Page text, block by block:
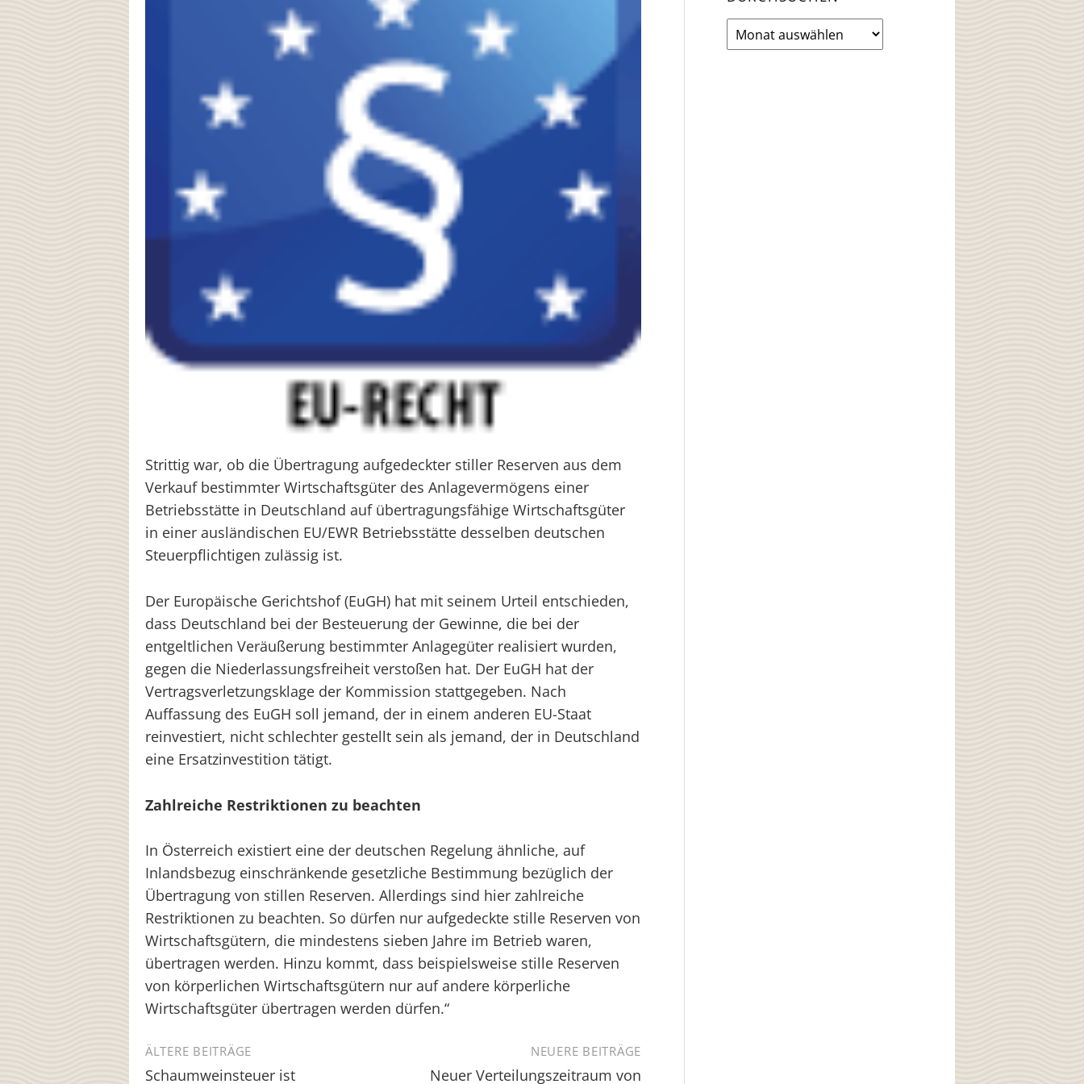
Strittig war, ob die Übertragung aufgedeckter stiller Reserven aus dem
Verkauf bestimmter Wirtschaftsgüter des Anlagevermögens einer
Betriebsstätte in Deutschland auf übertragungsfähige Wirtschaftsgüter
in einer ausländischen EU/EWR Betriebsstätte desselben deutschen
Steuerpflichtigen zulässig ist.
Der Europäische Gerichtshof (EuGH) hat mit seinem Urteil entschieden,
dass Deutschland bei der Besteuerung der Gewinne, die bei der
entgeltlichen Veräußerung bestimmter Anlagegüter realisiert wurden,
gegen die Niederlassungsfreiheit verstoßen hat. Der EuGH hat der
Vertragsverletzungsklage der Kommission stattgegeben. Nach
Auffassung des EuGH soll jemand, der in einem anderen EU-Staat
reinvestiert, nicht schlechter gestellt sein als jemand, der in Deutschland
eine Ersatzinvestition tätigt.
Zahlreiche Restriktionen zu beachten
In Österreich existiert eine der deutschen Regelung ähnliche, auf
Inlandsbezug einschränkende gesetzliche Bestimmung bezüglich der
Übertragung von stillen Reserven. Allerdings sind hier zahlreiche
Restriktionen zu beachten. So dürfen nur aufgedeckte stille Reserven von
Wirtschaftsgütern, die mindestens sieben Jahre im Betrieb waren,
übertragen werden. Hinzu kommt, dass beispielsweise stille Reserven
von körperlichen Wirtschaftsgütern nur auf andere körperliche
Wirtschaftsgüter übertragen werden dürfen.“
Beitragsnavigation
ÄLTERE BEITRÄGE
Schaumweinsteuer ist
NEUERE BEITRÄGE
Neuer Verteilungszeitraum von
News
Archiv